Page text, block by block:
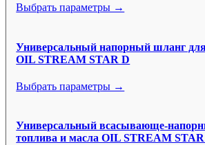
Выбрать параметры →
Универсальный напорный шланг
OIL STREAM STAR D
Выбрать параметры →
Универсальный всасывающе-
топлива и масла OIL STREAM STAR